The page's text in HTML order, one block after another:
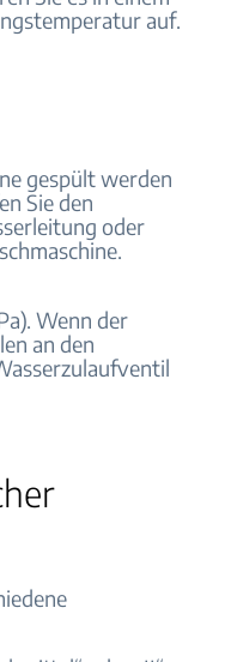
auf.
gespült werden
Sie den
oder
Wenn der
an den